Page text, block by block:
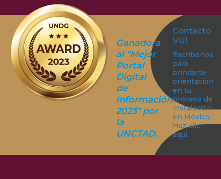
Ganadora
al "Mejor
Portal
Digital
de
Información
2023" por
la
UNCTAD.
Contacto
VUI
Escríbenos
para
brindarte
orientación
en tu
proceso de
instalación
en México.
Haz clic
aquí.